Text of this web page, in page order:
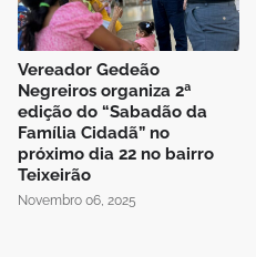
Vereador Gedeão
Negreiros organiza 2ª
edição do “Sabadão da
Família Cidadã” no
próximo dia 22 no bairro
Teixeirão
Novembro 06, 2025